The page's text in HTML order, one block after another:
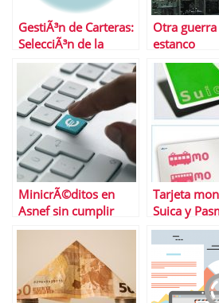
GestiÃ³n de Carteras:
SelecciÃ³n de la
cartera Ã³ptima
Otra guerra
estanco
MinicrÃ©ditos en
Asnef sin cumplir
requisitos
Tarjeta
Suica y
de alquiler
viaje a